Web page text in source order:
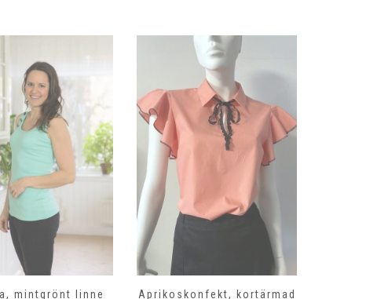
mintgrönt linne
Aprikoskonfekt, kortärmad